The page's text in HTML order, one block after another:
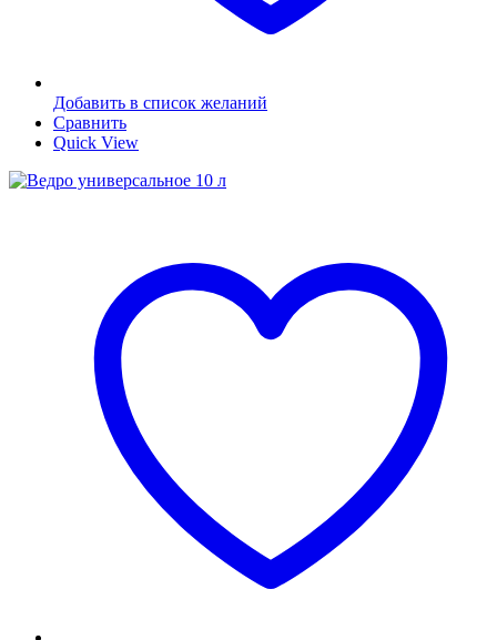
Добавить в список желаний
Сравнить
Quick View